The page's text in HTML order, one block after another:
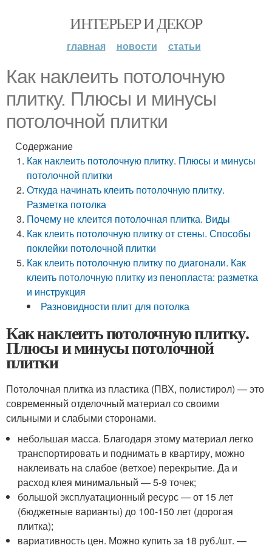
ИНТЕРЬЕР И ДЕКОР
главная новости статьи
Как наклеить потолочную
плитку. Плюсы и минусы
потолочной плитки
Содержание
Как наклеить потолочную плитку. Плюсы и минусы
потолочной плитки
Откуда начинать клеить потолочную плитку.
Разметка потолка
Почему не клеится потолочная плитка. Виды
Как клеить потолочную плитку от стены. Способы
поклейки потолочной плитки
Как клеить потолочную плитку по диагонали. Как
клеить потолочную плитку из пенопласта: разметка
и инструкция
Разновидности плит для потолка
Как наклеить потолочную плитку.
Плюсы и минусы потолочной
плитки
Потолочная плитка из пластика (ПВХ, полистирол) — это
современный отделочный материал со своими
сильными и слабыми сторонами.
небольшая масса. Благодаря этому материал легко
транспортировать и поднимать в квартиру, можно
наклеивать на слабое (ветхое) перекрытие. Да и
расход клея минимальный — 5-9 точек;
большой эксплуатационный ресурс — от 15 лет
(бюджетные варианты) до 100-150 лет (дорогая
плитка);
вариативность цен. Можно купить за 18 руб./шт. —